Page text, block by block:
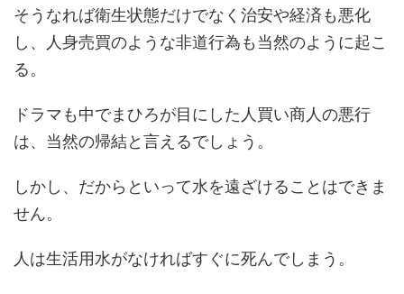
そうなれば衛生状態だけでなく治安や経済も悪化
し、人身売買のような非道行為も当然のように起こ
る。
ドラマも中でまひろが目にした人買い商人の悪行
は、当然の帰結と言えるでしょう。
しかし、だからといって水を遠ざけることはできま
せん。
人は生活用水がなければすぐに死んでしまう。